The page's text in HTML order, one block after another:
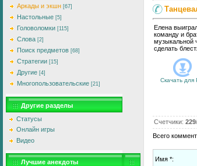
Аркады и экшн [67]
Настольные [5]
Головоломки [115]
Слова [2]
Поиск предметов [68]
Стратегии [15]
Другие [4]
Многопользовательские [21]
Другие разделы
Статусы
Онлайн игры
Видео
Лучшие анекдоты
Елена
команду и
музыкальной
сделать
Скачать для
Счетчики: 229/
Всего
Имя *: